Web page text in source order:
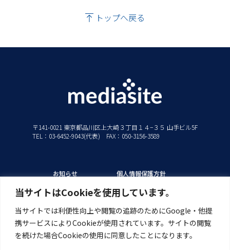
当サイトはCookieを使用しています。
当サイトでは利便性向上や閲覧の追跡のためにGoogle・他提
携サービスによりCookieが使用されています。サイトの閲覧
を続けた場合Cookieの使用に同意したことになります。
トップへ戻る
〒141-0021 東京都品川区上大崎３丁目１４−３５ 山手ビル5F
TEL：03-6452-9043(代表) FAX：050-3156-3589
お知らせ
私たちの強み
製品/サービス
導入事例
個人情報保護方針
情報セキュリティ方針